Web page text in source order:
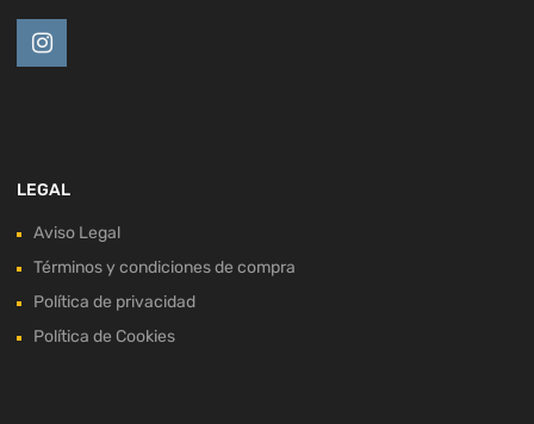
LEGAL
Aviso Legal
Términos y condiciones de compra
Política de privacidad
Política de Cookies